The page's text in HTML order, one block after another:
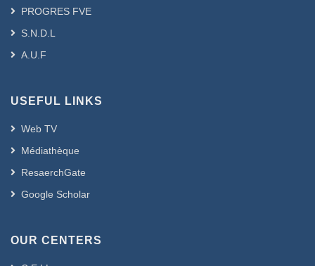
PROGRES FVE
S.N.D.L
A.U.F
USEFUL LINKS
Web TV
Médiathèque
ResaerchGate
Google Scholar
OUR CENTERS